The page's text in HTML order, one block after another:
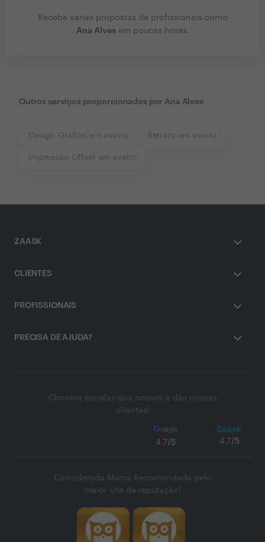
Receba várias propostas de profissionais como
Ana Alvesem poucas horas.
Outros serviços proporcionados por Ana Alves
Design Gráfico em aveiro Retrato em aveiro
Impressão Offset em aveiro
ZAASK
CLIENTES
PROFISSIONAIS
PRECISA DE AJUDA?
Chovem estrelas dos nossos e das nossas
clientes!
4.7/5 4.7/5
Considerada Marca Recomendada pelo
maior site de reputação!